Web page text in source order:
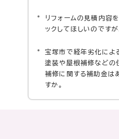
リフォームの見積内容
ックしてほしいのですが
宝塚市で経年劣化によ
塗装や屋根補修などの
補修に関する補助金は
すか。